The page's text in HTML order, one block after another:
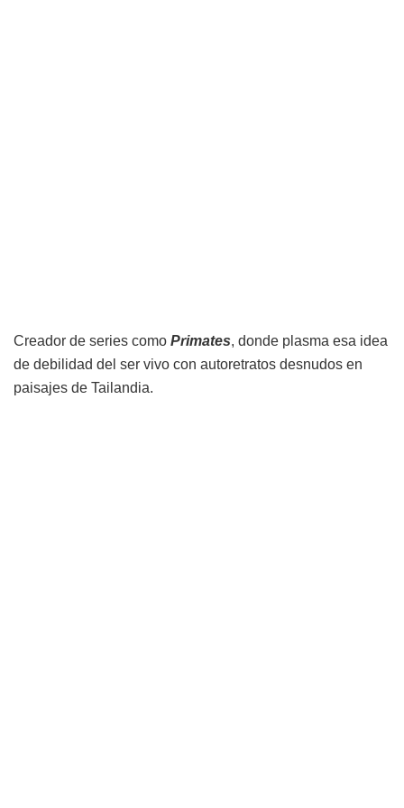
Creador de series como Primates, donde plasma esa idea
de debilidad del ser vivo con autoretratos desnudos en
paisajes de Tailandia.